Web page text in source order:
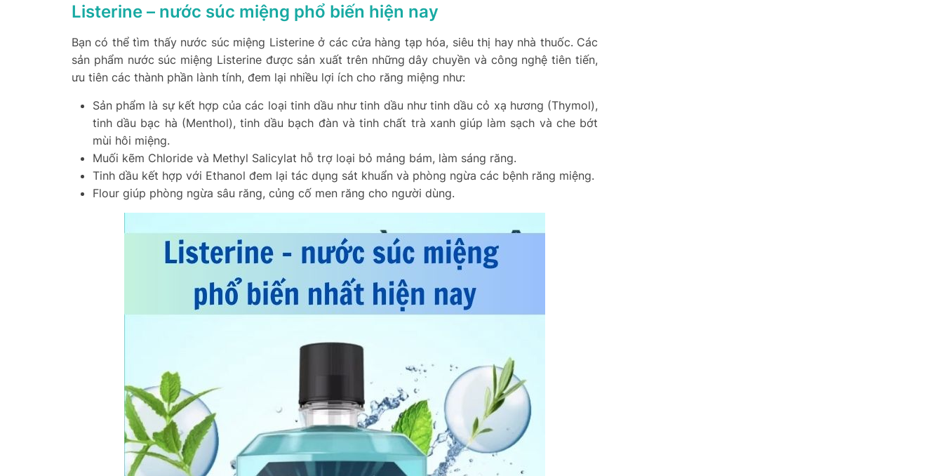
Listerine – nước súc miệng phổ biến hiện nay
Bạn có thể tìm thấy nước súc miệng Listerine ở các cửa hàng tạp hóa, siêu thị hay nhà thuốc. Các
sản phẩm nước súc miệng Listerine được sản xuất trên những dây chuyền và công nghệ tiên tiến,
ưu tiên các thành phần lành tính, đem lại nhiều lợi ích cho răng miệng như:
Sản phẩm là sự kết hợp của các loại tinh dầu như tinh dầu như tinh dầu cỏ xạ hương (Thymol),
tinh dầu bạc hà (Menthol), tinh dầu bạch đàn và tinh chất trà xanh giúp làm sạch và che bớt
mùi hôi miệng.
Muối kẽm Chloride và Methyl Salicylat hỗ trợ loại bỏ mảng bám, làm sáng răng.
Tinh dầu kết hợp với Ethanol đem lại tác dụng sát khuẩn và phòng ngừa các bệnh răng miệng.
Flour giúp phòng ngừa sâu răng, củng cố men răng cho người dùng.